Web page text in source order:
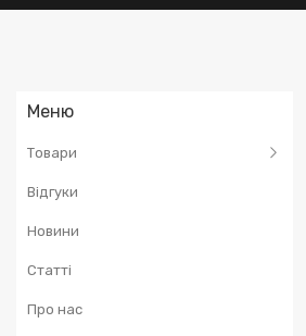
Товари
Відгуки
Новини
Статті
Про нас